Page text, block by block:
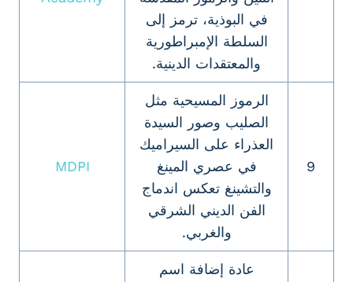
في البوذية، ترمز إلى
السلطة الإمبراطورية
والمعتقدات الدينية.
9
الرموز المسيحية مثل
الصليب وصور السيدة
العذراء على السيراميك
في عصري المينغ
والتشينغ تعكس اندماج
الفن الديني الشرقي
والغربي.
MDPI
عادة إضافة اسم